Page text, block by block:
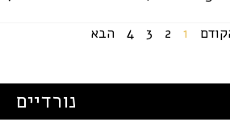
1
2
3
4 הבא
נורדיים